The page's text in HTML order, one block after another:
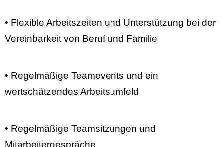
• Flexible Arbeitszeiten und Unterstützung bei der
Vereinbarkeit von Beruf und Familie
• Regelmäßige Teamevents und ein
wertschätzendes Arbeitsumfeld
• Regelmäßige Teamsitzungen und
Mitarbeitergespräche